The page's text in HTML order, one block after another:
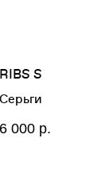
RIBS S
Серьги
000 р.